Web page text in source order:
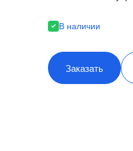
В наличии
Заказать